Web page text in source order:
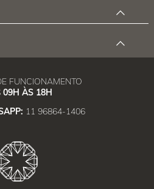
FUNCIONAMENTO
09H ÀS 18H
11 96864-1406